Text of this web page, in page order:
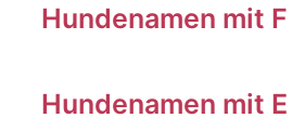
Hundenamen mit F
Hundenamen mit E